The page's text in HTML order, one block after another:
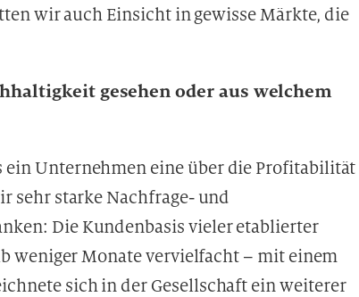
wir auch Einsicht in gewisse Märkte, die
gesehen oder aus welchem
ein Unternehmen eine über die Profitabilität
sehr starke Nachfrage- und
Die Kundenbasis vieler etablierter
weniger Monate vervielfacht – mit einem
sich in der Gesellschaft ein weiterer